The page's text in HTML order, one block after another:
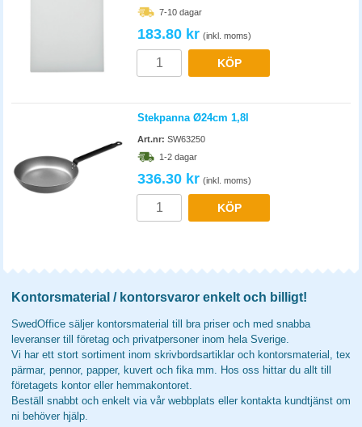
7-10 dagar
183.80 kr (inkl. moms)
KÖP
Stekpanna Ø24cm 1,8l
Art.nr: SW63250
1-2 dagar
336.30 kr (inkl. moms)
KÖP
Kontorsmaterial / kontorsvaror enkelt och billigt!
SwedOffice säljer kontorsmaterial till bra priser och med snabba
leveranser till företag och privatpersoner inom hela Sverige.
Vi har ett stort sortiment inom skrivbordsartiklar och kontorsmaterial, tex
pärmar, pennor, papper, kuvert och fika mm. Hos oss hittar du allt till
företagets kontor eller hemmakontoret.
Beställ snabbt och enkelt via vår webbplats eller kontakta kundtjänst om
ni behöver hjälp.